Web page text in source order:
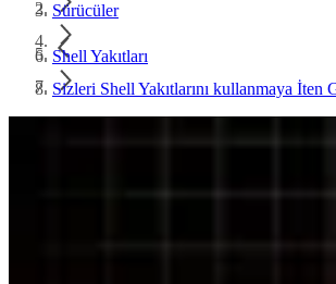
Sürücüler
Shell Yakıtları
Sizleri Shell Yakıtlarını kullanmaya İten